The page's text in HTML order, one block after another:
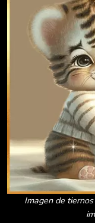
Imagen de